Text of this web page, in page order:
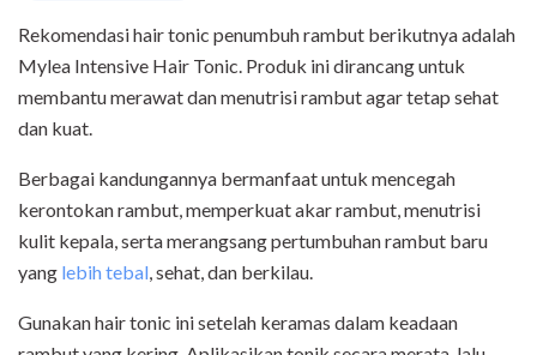
Rekomendasi hair tonic penumbuh rambut berikutnya adalah
Mylea Intensive Hair Tonic. Produk ini dirancang untuk
membantu merawat dan menutrisi rambut agar tetap sehat
dan kuat.
Berbagai kandungannya bermanfaat untuk mencegah
kerontokan rambut, memperkuat akar rambut, menutrisi
kulit kepala, serta merangsang pertumbuhan rambut baru
yang lebih tebal, sehat, dan berkilau.
Gunakan hair tonic ini setelah keramas dalam keadaan